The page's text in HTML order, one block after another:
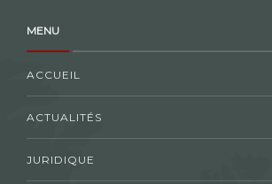
MENU
ACCUEIL
ACTUALITÉS
JURIDIQUE